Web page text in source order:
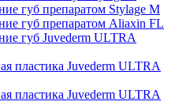
губ препаратом Stylage M
губ препаратом Aliaxin FL
губ Juvederm ULTRA
пластика Juvederm ULTRA
пластика Juvederm ULTRA